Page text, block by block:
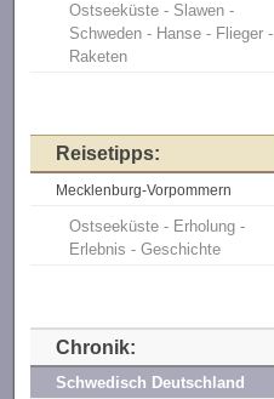
Ostseeküste - Slawen -
Schweden - Hanse - Flieger -
Raketen
Reisetipps:
Mecklenburg-Vorpommern
Ostseeküste - Erholung -
Erlebnis - Geschichte
Chronik:
Schwedisch Deutschland